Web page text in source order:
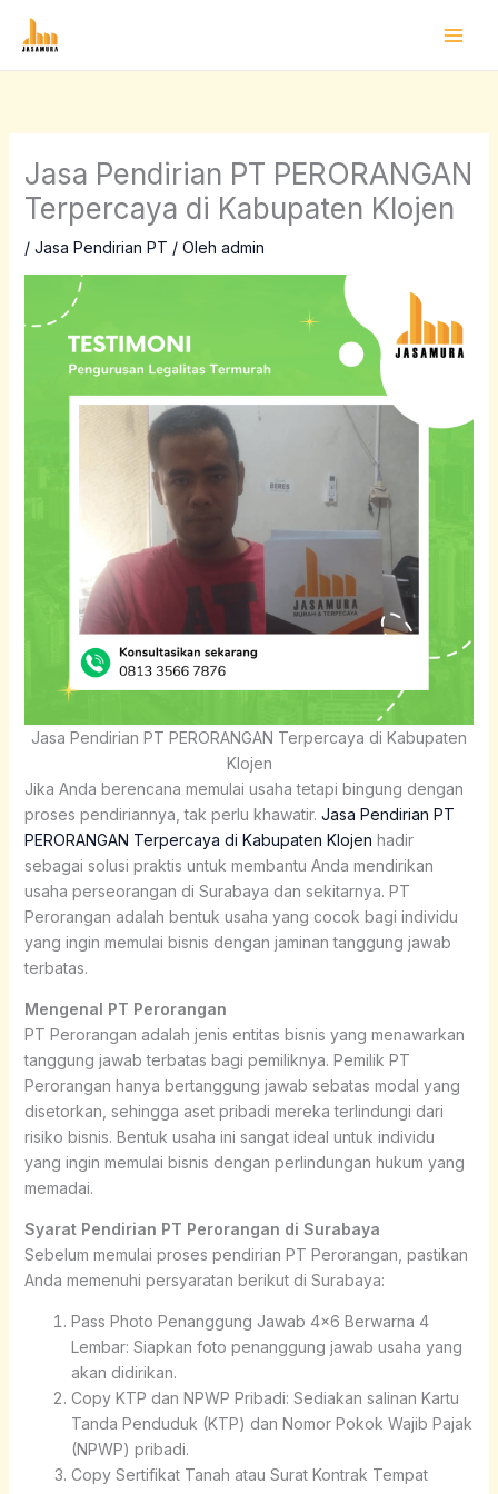
Jasa Pendirian PT PERORANGAN
Terpercaya di Kabupaten Klojen
/ Jasa Pendirian PT / Oleh admin
Jasa Pendirian PT PERORANGAN Terpercaya di Kabupaten
Klojen
Jika Anda berencana memulai usaha tetapi bingung dengan
proses pendiriannya, tak perlu khawatir. Jasa Pendirian PT
PERORANGAN Terpercaya di Kabupaten Klojen hadir
sebagai solusi praktis untuk membantu Anda mendirikan
usaha perseorangan di Surabaya dan sekitarnya. PT
Perorangan adalah bentuk usaha yang cocok bagi individu
yang ingin memulai bisnis dengan jaminan tanggung jawab
terbatas.
Mengenal PT Perorangan
PT Perorangan adalah jenis entitas bisnis yang menawarkan
tanggung jawab terbatas bagi pemiliknya. Pemilik PT
Perorangan hanya bertanggung jawab sebatas modal yang
disetorkan, sehingga aset pribadi mereka terlindungi dari
risiko bisnis. Bentuk usaha ini sangat ideal untuk individu
yang ingin memulai bisnis dengan perlindungan hukum yang
memadai.
Syarat Pendirian PT Perorangan di Surabaya
Sebelum memulai proses pendirian PT Perorangan, pastikan
Anda memenuhi persyaratan berikut di Surabaya:
Pass Photo Penanggung Jawab 4×6 Berwarna 4
Lembar: Siapkan foto penanggung jawab usaha yang
akan didirikan.
Copy KTP dan NPWP Pribadi: Sediakan salinan Kartu
Tanda Penduduk (KTP) dan Nomor Pokok Wajib Pajak
(NPWP) pribadi.
Copy Sertifikat Tanah atau Surat Kontrak Tempat